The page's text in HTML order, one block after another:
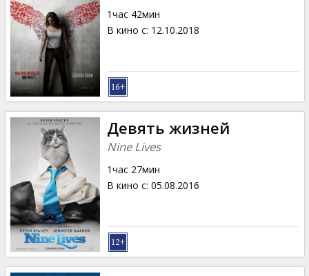
1час 42мин
В кино с: 12.10.2018
Девять жизней
Nine Lives
1час 27мин
В кино с: 05.08.2016